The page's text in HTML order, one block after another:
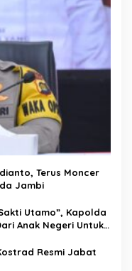
Terus Moncer
Jambi
Utamo”, Kapolda
Anak Negeri Untuk
Resmi Jabat